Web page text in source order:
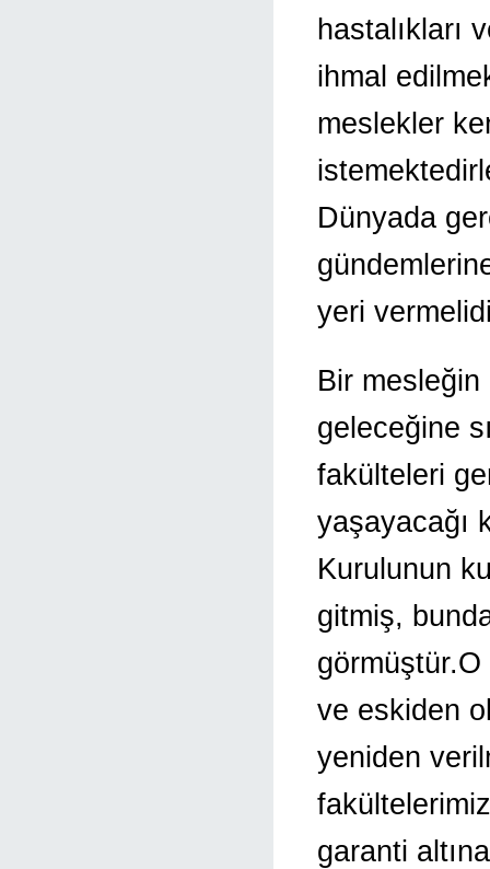
hastalıkları
ihmal
meslekler
Dünyada
yeri
Bir mesleğin
geleceğine
fakülteleri
yaşayacağı
Kurulunun
gitmiş,
görmüştür.O
ve eskiden
yeniden
garanti